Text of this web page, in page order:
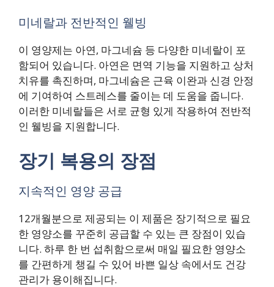
미네랄과 전반적인 웰빙
이 영양제는 아연, 마그네슘 등 다양한 미네랄이 포
함되어 있습니다. 아연은 면역 기능을 지원하고 상처
치유를 촉진하며, 마그네슘은 근육 이완과 신경 안정
에 기여하여 스트레스를 줄이는 데 도움을 줍니다.
이러한 미네랄들은 서로 균형 있게 작용하여 전반적
인 웰빙을 지원합니다.
장기 복용의 장점
지속적인 영양 공급
12개월분으로 제공되는 이 제품은 장기적으로 필요
한 영양소를 꾸준히 공급할 수 있는 큰 장점이 있습
니다. 하루 한 번 섭취함으로써 매일 필요한 영양소
를 간편하게 챙길 수 있어 바쁜 일상 속에서도 건강
관리가 용이해집니다.